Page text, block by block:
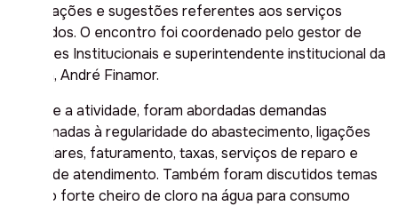
reclamações e sugestões referentes aos serviços
prestados. O encontro foi coordenado pelo gestor de
Relações Institucionais e superintendente institucional da
Corsan, André Finamor.
Durante a atividade, foram abordadas demandas
relacionadas à regularidade do abastecimento, ligações
domiciliares, faturamento, taxas, serviços de reparo e
canais de atendimento. Também foram discutidos temas
como o forte cheiro de cloro na água para consumo